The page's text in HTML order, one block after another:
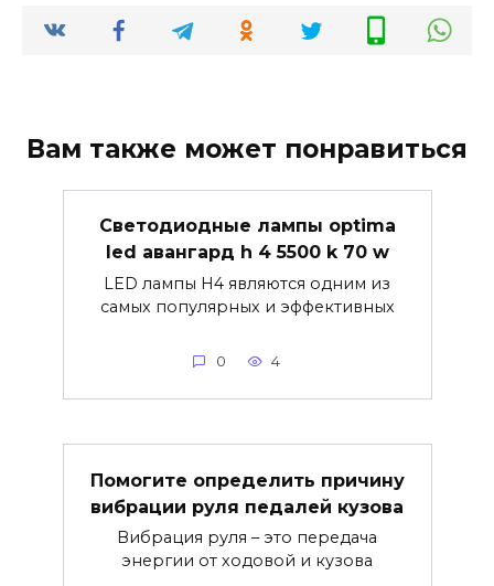
Вам также может понравиться
Светодиодные лампы optima
led авангард h 4 5500 k 70 w
LED лампы H4 являются одним из
самых популярных и эффективных
0 4
Помогите определить причину
вибрации руля педалей кузова
Вибрация руля – это передача
энергии от ходовой и кузова